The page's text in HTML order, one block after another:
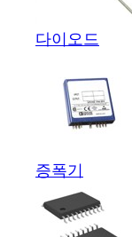
다이오드
증폭기